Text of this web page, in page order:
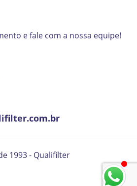
e fale com a nossa equipe!
1993 - Qualifilter